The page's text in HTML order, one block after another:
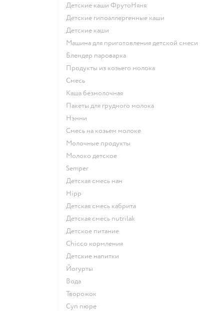
Детские каши ФрутоНяня
Детские гипоаллергенные каши
детские каши
машина для приготовления детской смеси
блендер пароварка
продукты из козьего молока
смесь
каша безмолочная
пакеты для грудного молока
нэнни
смесь на козьем молоке
молочные продукты
молоко детское
semper
детская смесь нан
hipp
детская смесь кабрита
детская смесь nutrilak
детское питание
chicco кормления
детские напитки
йогурты
Вода
творожок
суп пюре